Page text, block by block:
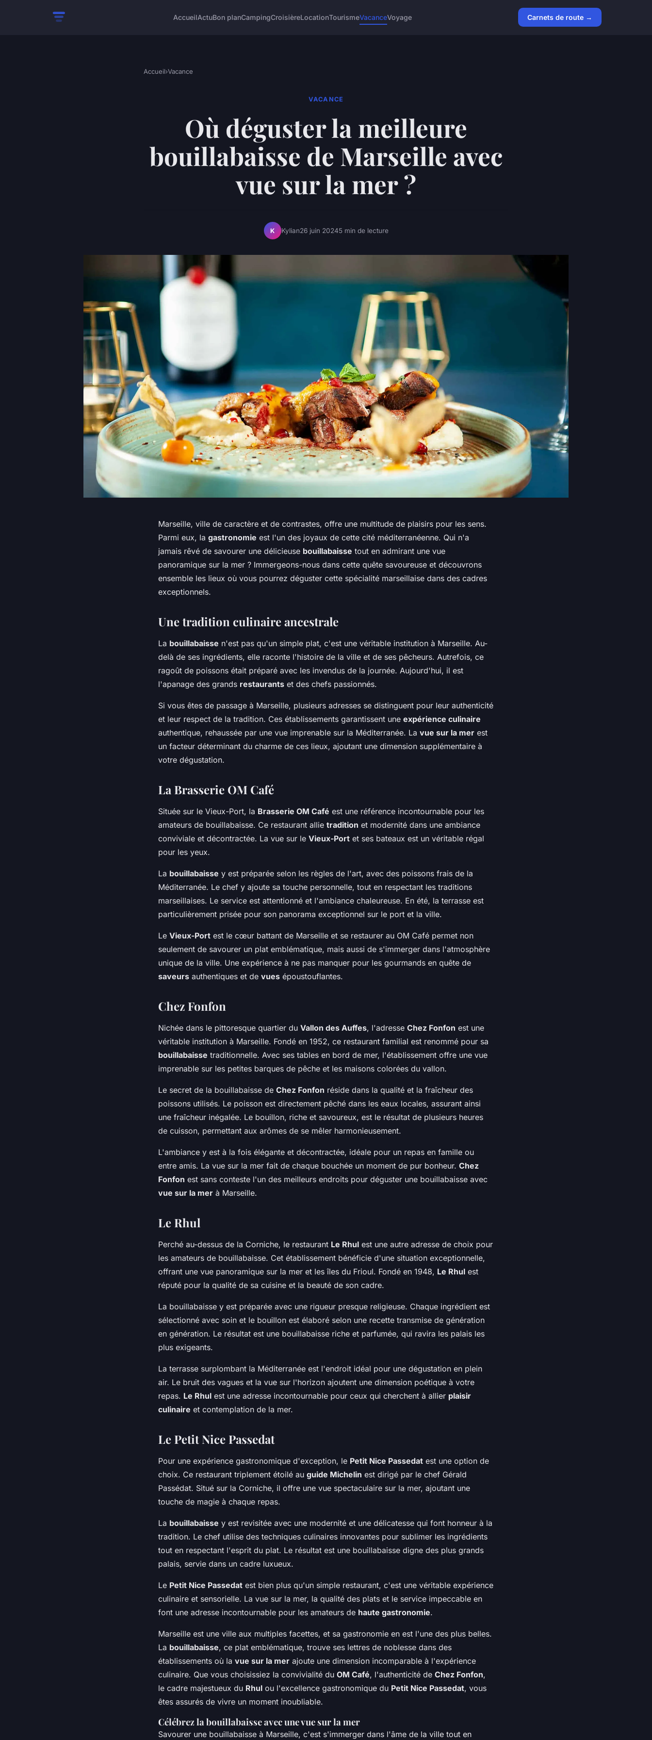
AccueilActuBon planCampingCroisièreLocationTourismeVacanceVoyage Carnets de route →
Accueil›Vacance
VACANCE
Où déguster la meilleure
bouillabaisse de Marseille avec
vue sur la mer ?
K Kylian26 juin 20245 min de lecture
Marseille, ville de caractère et de contrastes, offre une multitude de plaisirs pour les sens.
Parmi eux, la gastronomie est l'un des joyaux de cette cité méditerranéenne. Qui n'a
jamais rêvé de savourer une délicieuse bouillabaisse tout en admirant une vue
panoramique sur la mer ? Immergeons-nous dans cette quête savoureuse et découvrons
ensemble les lieux où vous pourrez déguster cette spécialité marseillaise dans des cadres
exceptionnels.
Une tradition culinaire ancestrale
La bouillabaisse n'est pas qu'un simple plat, c'est une véritable institution à Marseille. Au-
delà de ses ingrédients, elle raconte l'histoire de la ville et de ses pêcheurs. Autrefois, ce
ragoût de poissons était préparé avec les invendus de la journée. Aujourd'hui, il est
l'apanage des grands restaurants et des chefs passionnés.
Si vous êtes de passage à Marseille, plusieurs adresses se distinguent pour leur authenticité
et leur respect de la tradition. Ces établissements garantissent une expérience culinaire
authentique, rehaussée par une vue imprenable sur la Méditerranée. La vue sur la mer est
un facteur déterminant du charme de ces lieux, ajoutant une dimension supplémentaire à
votre dégustation.
La Brasserie OM Café
Située sur le Vieux-Port, la Brasserie OM Café est une référence incontournable pour les
amateurs de bouillabaisse. Ce restaurant allie tradition et modernité dans une ambiance
conviviale et décontractée. La vue sur le Vieux-Port et ses bateaux est un véritable régal
pour les yeux.
La bouillabaisse y est préparée selon les règles de l'art, avec des poissons frais de la
Méditerranée. Le chef y ajoute sa touche personnelle, tout en respectant les traditions
marseillaises. Le service est attentionné et l'ambiance chaleureuse. En été, la terrasse est
particulièrement prisée pour son panorama exceptionnel sur le port et la ville.
Le Vieux-Port est le cœur battant de Marseille et se restaurer au OM Café permet non
seulement de savourer un plat emblématique, mais aussi de s'immerger dans l'atmosphère
unique de la ville. Une expérience à ne pas manquer pour les gourmands en quête de
saveurs authentiques et de vues époustouflantes.
Chez Fonfon
Nichée dans le pittoresque quartier du Vallon des Auffes, l'adresse Chez Fonfon est une
véritable institution à Marseille. Fondé en 1952, ce restaurant familial est renommé pour sa
bouillabaisse traditionnelle. Avec ses tables en bord de mer, l'établissement offre une vue
imprenable sur les petites barques de pêche et les maisons colorées du vallon.
Le secret de la bouillabaisse de Chez Fonfon réside dans la qualité et la fraîcheur des
poissons utilisés. Le poisson est directement pêché dans les eaux locales, assurant ainsi
une fraîcheur inégalée. Le bouillon, riche et savoureux, est le résultat de plusieurs heures
de cuisson, permettant aux arômes de se mêler harmonieusement.
L'ambiance y est à la fois élégante et décontractée, idéale pour un repas en famille ou
entre amis. La vue sur la mer fait de chaque bouchée un moment de pur bonheur. Chez
Fonfon est sans conteste l'un des meilleurs endroits pour déguster une bouillabaisse avec
vue sur la mer à Marseille.
Le Rhul
Perché au-dessus de la Corniche, le restaurant Le Rhul est une autre adresse de choix pour
les amateurs de bouillabaisse. Cet établissement bénéficie d'une situation exceptionnelle,
offrant une vue panoramique sur la mer et les îles du Frioul. Fondé en 1948, Le Rhul est
réputé pour la qualité de sa cuisine et la beauté de son cadre.
La bouillabaisse y est préparée avec une rigueur presque religieuse. Chaque ingrédient est
sélectionné avec soin et le bouillon est élaboré selon une recette transmise de génération
en génération. Le résultat est une bouillabaisse riche et parfumée, qui ravira les palais les
plus exigeants.
La terrasse surplombant la Méditerranée est l'endroit idéal pour une dégustation en plein
air. Le bruit des vagues et la vue sur l'horizon ajoutent une dimension poétique à votre
repas. Le Rhul est une adresse incontournable pour ceux qui cherchent à allier plaisir
culinaire et contemplation de la mer.
Le Petit Nice Passedat
Pour une expérience gastronomique d'exception, le Petit Nice Passedat est une option de
choix. Ce restaurant triplement étoilé au guide Michelin est dirigé par le chef Gérald
Passédat. Situé sur la Corniche, il offre une vue spectaculaire sur la mer, ajoutant une
touche de magie à chaque repas.
La bouillabaisse y est revisitée avec une modernité et une délicatesse qui font honneur à la
tradition. Le chef utilise des techniques culinaires innovantes pour sublimer les ingrédients
tout en respectant l'esprit du plat. Le résultat est une bouillabaisse digne des plus grands
palais, servie dans un cadre luxueux.
Le Petit Nice Passedat est bien plus qu'un simple restaurant, c'est une véritable expérience
culinaire et sensorielle. La vue sur la mer, la qualité des plats et le service impeccable en
font une adresse incontournable pour les amateurs de haute gastronomie.
Marseille est une ville aux multiples facettes, et sa gastronomie en est l'une des plus belles.
La bouillabaisse, ce plat emblématique, trouve ses lettres de noblesse dans des
établissements où la vue sur la mer ajoute une dimension incomparable à l'expérience
culinaire. Que vous choisissiez la convivialité du OM Café, l'authenticité de Chez Fonfon,
le cadre majestueux du Rhul ou l'excellence gastronomique du Petit Nice Passedat, vous
êtes assurés de vivre un moment inoubliable.
Célébrez la bouillabaisse avec une vue sur la mer
Savourer une bouillabaisse à Marseille, c'est s'immerger dans l'âme de la ville tout en